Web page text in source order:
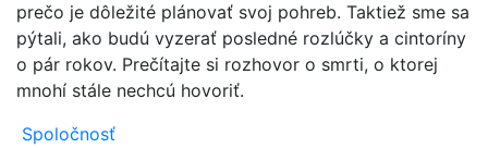
prečo je dôležité plánovať svoj pohreb. Taktiež sme sa
pýtali, ako budú vyzerať posledné rozlúčky a cintoríny
o pár rokov. Prečítajte si rozhovor o smrti, o ktorej
mnohí stále nechcú hovoriť.
Spoločnosť